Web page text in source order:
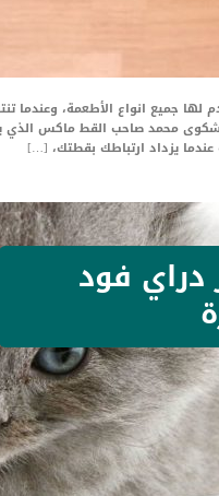
جميع انواع الأطعمة، وعندما
يزداد ارتباطك بقطتك، […]
دراي فود